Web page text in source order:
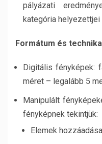
pályázati
kategória helyezettjei
Formátum és
Digitális fényképek:
méret – legalább 5
Manipulált
fényképnek tekintjük:
Elemek